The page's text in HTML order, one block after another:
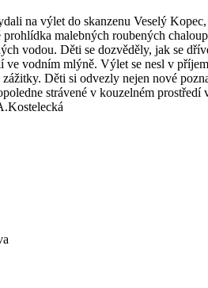
na výlet do skanzenu Veselý
prohlídka malebných roubených
vodou. Děti se dozvěděly, jak se
vodním mlýně. Výlet se nesl v
Děti si odvezly nejen nové
strávené v kouzelném